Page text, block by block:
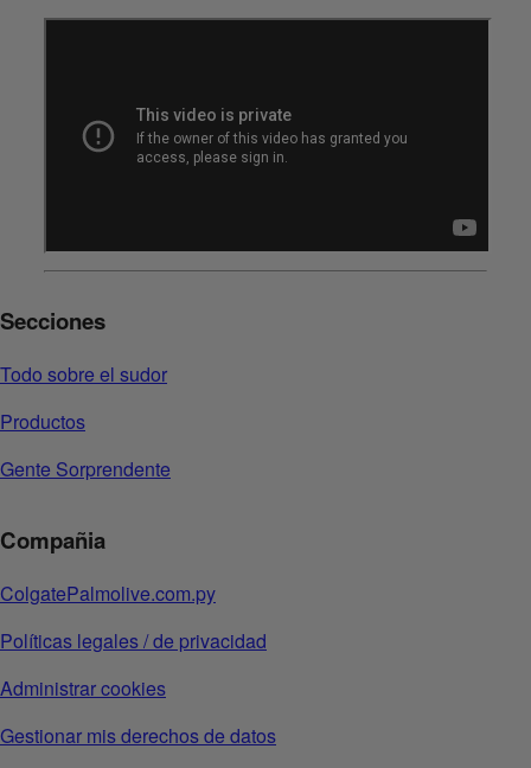
Secciones
Todo sobre el sudor
Productos
Gente Sorprendente
Compañia
ColgatePalmolive.com.py
Políticas legales / de privacidad
Administrar cookies
Gestionar mis derechos de datos